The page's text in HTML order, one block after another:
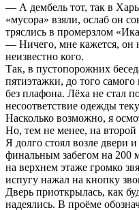
— А дембель тот, так в
«мусора» взяли, ослаб он
тряслись в промерзлом
— Ничего, мне кажется, он
неизвестно кого.
Так, в пустопорожних
пятиэтажки, до того
без плафона. Лёха не стал
несоответствие одежды
Насколько возможно, я
Но, тем не менее, на второй
Я долго стоял возле двери
финальным забегом на 200
на верхнем этаже громко
испугу нажал на кнопку
Дверь приоткрылась, как
надеялись. В проёме